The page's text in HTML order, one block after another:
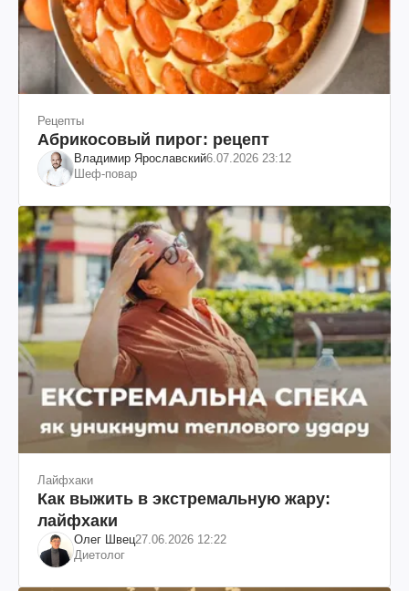
Рецепты
Абрикосовый пирог: рецепт
Владимир Ярославский6.07.2026 23:12
Шеф-повар
Лайфхаки
Как выжить в экстремальную жару:
лайфхаки
Олег Швец27.06.2026 12:22
Диетолог